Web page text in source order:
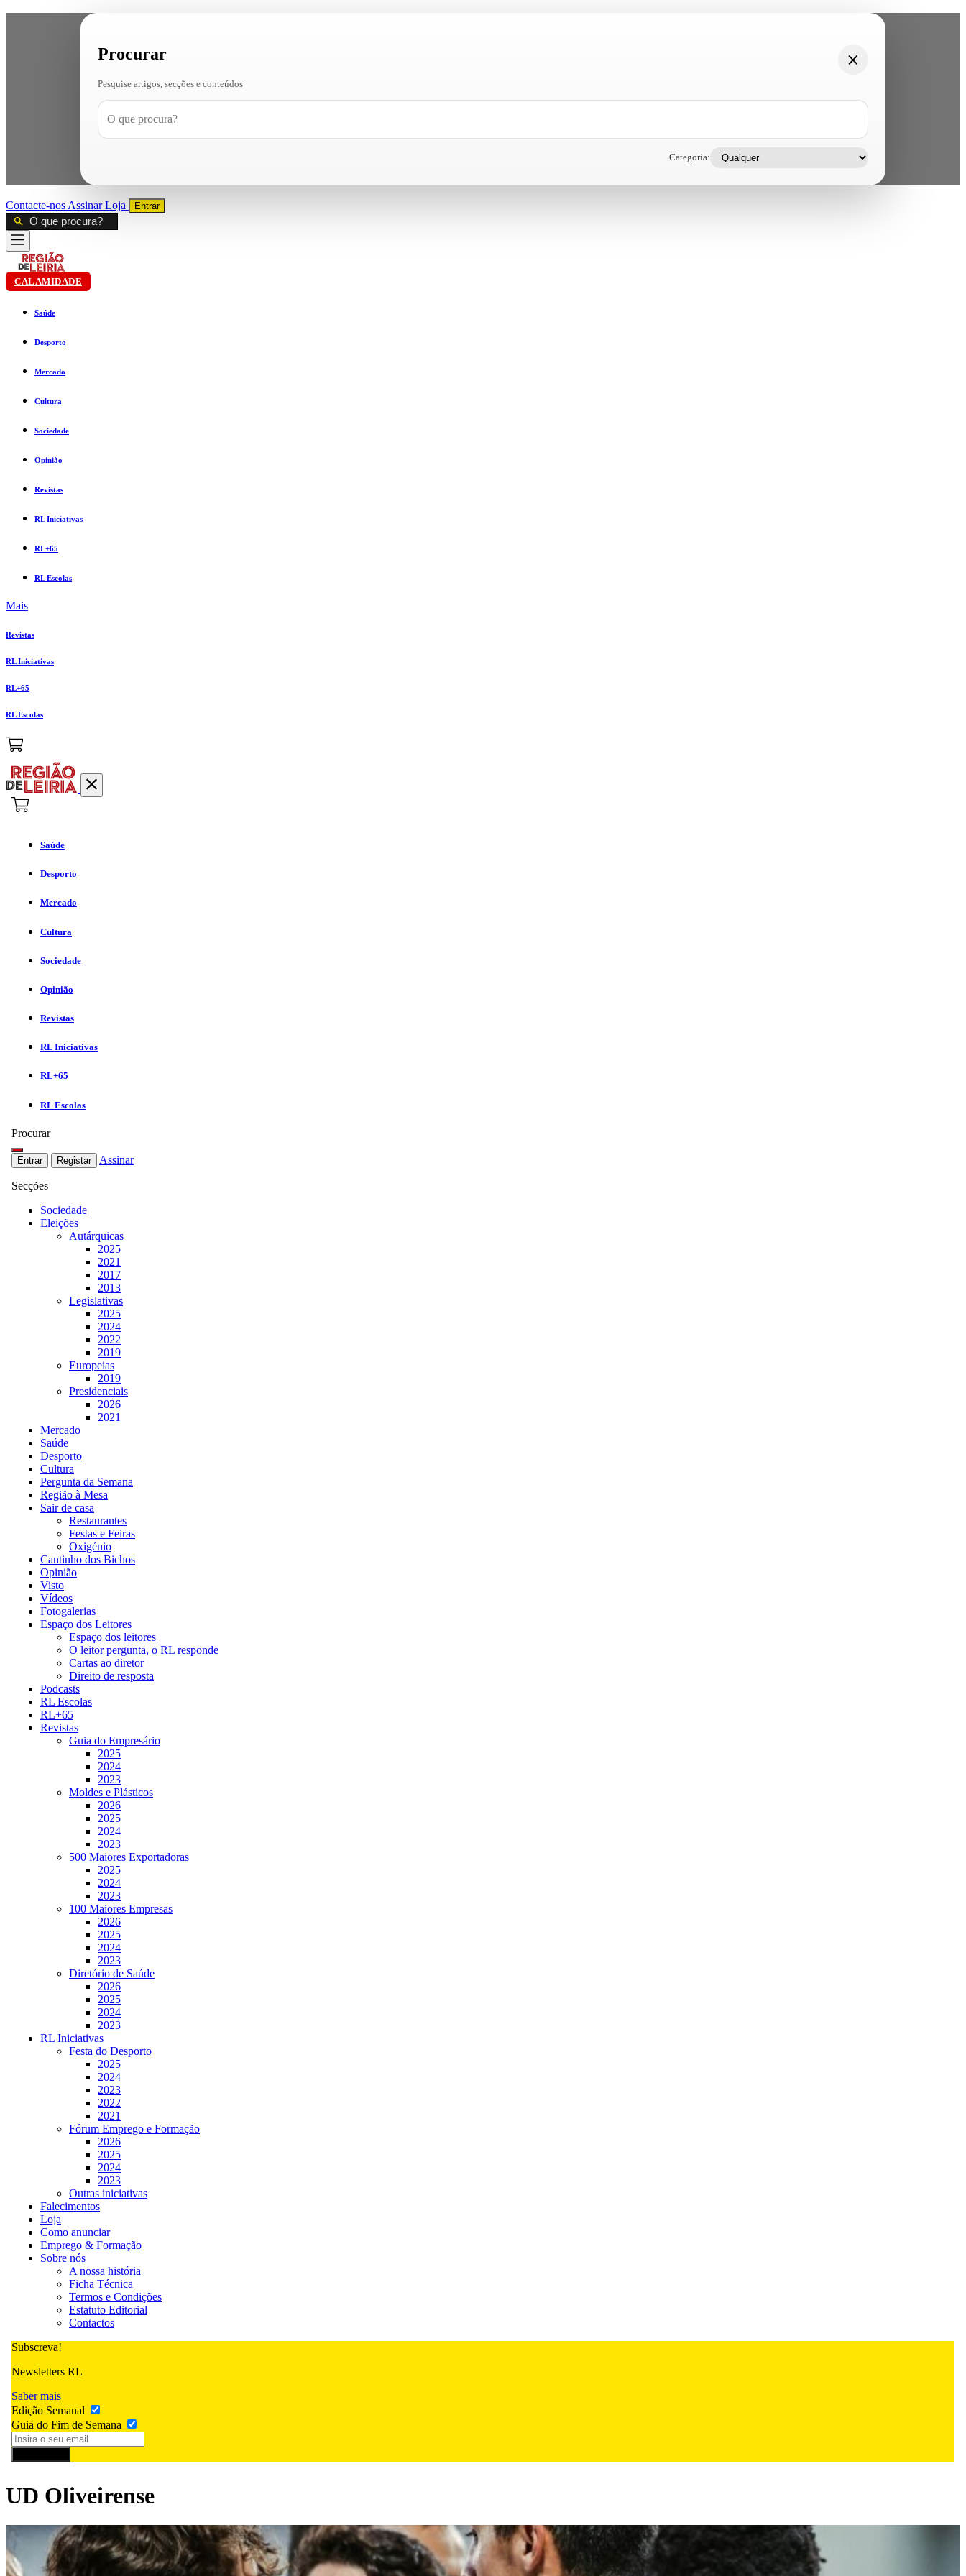
Procurar
Pesquise artigos, secções e conteúdos
Categoria:
Contacte-nos AssinarLoja Entrar
CALAMIDADE
Saúde
Desporto
Mercado
Cultura
Sociedade
Opinião
Revistas
RL Iniciativas
RL+65
RL Escolas
Mais
Revistas
RL Iniciativas
RL+65
RL Escolas
Saúde
Desporto
Mercado
Cultura
Sociedade
Opinião
Revistas
RL Iniciativas
RL+65
RL Escolas
Procurar
Entrar Registar Assinar
Secções
Sociedade
Eleições
Autárquicas
2025
2021
2017
2013
Legislativas
2025
2024
2022
2019
Europeias
2019
Presidenciais
2026
2021
Mercado
Saúde
Desporto
Cultura
Pergunta da Semana
Região à Mesa
Sair de casa
Restaurantes
Festas e Feiras
Oxigénio
Cantinho dos Bichos
Opinião
Visto
Vídeos
Fotogalerias
Espaço dos Leitores
Espaço dos leitores
O leitor pergunta, o RL responde
Cartas ao diretor
Direito de resposta
Podcasts
RL Escolas
RL+65
Revistas
Guia do Empresário
2025
2024
2023
Moldes e Plásticos
2026
2025
2024
2023
500 Maiores Exportadoras
2025
2024
2023
100 Maiores Empresas
2026
2025
2024
2023
Diretório de Saúde
2026
2025
2024
2023
RL Iniciativas
Festa do Desporto
2025
2024
2023
2022
2021
Fórum Emprego e Formação
2026
2025
2024
2023
Outras iniciativas
Falecimentos
Loja
Como anunciar
Emprego & Formação
Sobre nós
A nossa história
Ficha Técnica
Termos e Condições
Estatuto Editorial
Contactos
Subscreva!
Newsletters RL
Saber mais
Edição Semanal
Guia do Fim de Semana
UD Oliveirense